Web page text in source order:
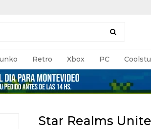
Retro Xbox PC
Star Realms